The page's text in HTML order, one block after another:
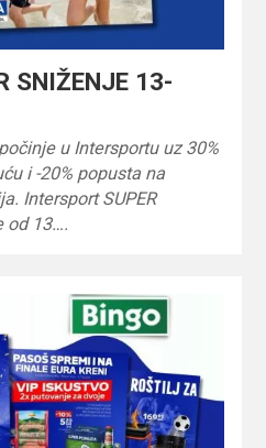
SNIŽENJE 13-
u Intersportu uz 30%
i -20% popusta na
Intersport SUPER
od 13….